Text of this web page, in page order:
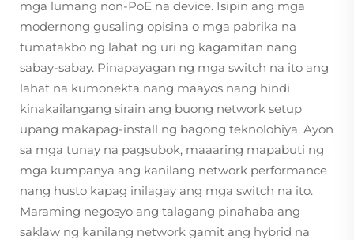
mga lumang non-PoE na device. Isipin ang mga
modernong gusaling opisina o mga pabrika na
tumatakbo ng lahat ng uri ng kagamitan nang
sabay-sabay. Pinapayagan ng mga switch na ito ang
lahat na kumonekta nang maayos nang hindi
kinakailangang sirain ang buong network setup
upang makapag-install ng bagong teknolohiya. Ayon
sa mga tunay na pagsubok, maaaring mapabuti ng
mga kumpanya ang kanilang network performance
nang husto kapag inilagay ang mga switch na ito.
Maraming negosyo ang talagang pinahaba ang
saklaw ng kanilang network gamit ang hybrid na